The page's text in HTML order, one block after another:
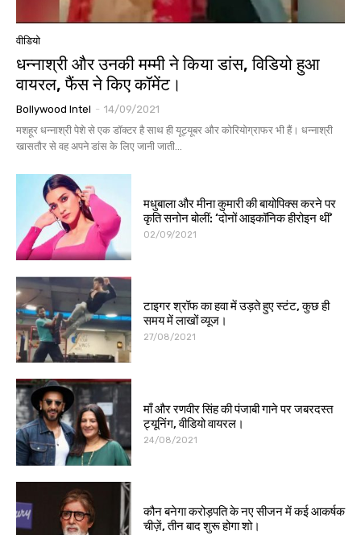
वीडियो
धन्नाश्री और उनकी मम्मी ने किया डांस, विडियो हुआ
वायरल, फैंस ने किए कॉमेंट।
Bollywood Intel - 14/09/2021
मशहूर धन्नाश्री पेशे से एक डॉक्टर है साथ ही यूट्यूबर और कोरियोग्राफर भी हैं। धन्नाश्री
खासतौर से वह अपने डांस के लिए जानी जाती...
मधुबाला और मीना कुमारी की बायोपिक्स करने पर
कृति सनोन बोलीं: ‘दोनों आइकॉनिक हीरोइन थीं’
02/09/2021
टाइगर श्रॉफ का हवा में उड़ते हुए स्टंट, कुछ ही
समय में लाखों व्यूज।
27/08/2021
माँ और रणवीर सिंह की पंजाबी गाने पर जबरदस्त
ट्यूनिंग, वीडियो वायरल।
24/08/2021
कौन बनेगा करोड़पति के नए सीजन में कई आकर्षक
चीज़ें, तीन बाद शुरू होगा शो।